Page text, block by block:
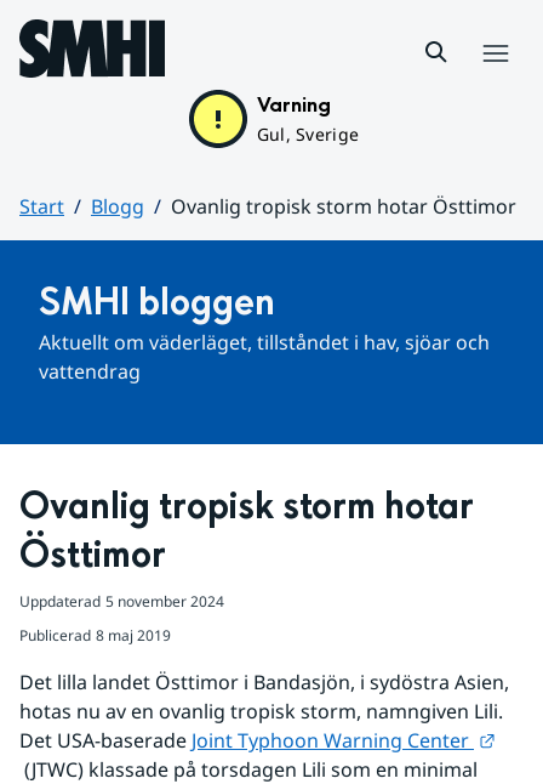
Hoppa till sidans innehåll
Varning
Gul, Sverige
Start Blogg
Ovanlig tropisk storm hotar Östtimor
SMHI bloggen
Aktuellt om väderläget, tillståndet i hav, sjöar och
vattendrag
Ovanlig tropisk storm hotar
Östtimor
Uppdaterad 5 november 2024
Publicerad 8 maj 2019
Det lilla landet Östtimor i Bandasjön, i sydöstra Asien,
hotas nu av en ovanlig tropisk storm, namngiven Lili.
Det USA-baserade Joint Typhoon Warning Center
Länk till annan webbplats.
(JTWC) klassade på torsdagen Lili som en minimal